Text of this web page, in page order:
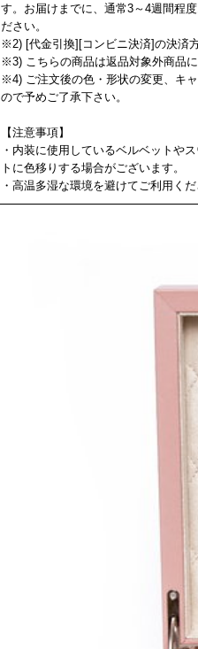
す。お届けまでに、通常3～4週間程
ださい。
※2) [代金引換][コンビニ決済]の決済
※3) こちらの商品は返品対象外商品に
※4) ご注文後の色・形状の変更、キ
ので予めご了承下さい。
【注意事項】
・内装に使用しているベルベットや
トに色移りする場合がございます。
・高温多湿な環境を避けてご利用くだ